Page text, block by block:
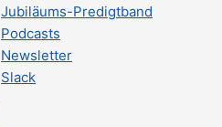
Jubiläums-Predigtband
Podcasts
Newsletter
Slack